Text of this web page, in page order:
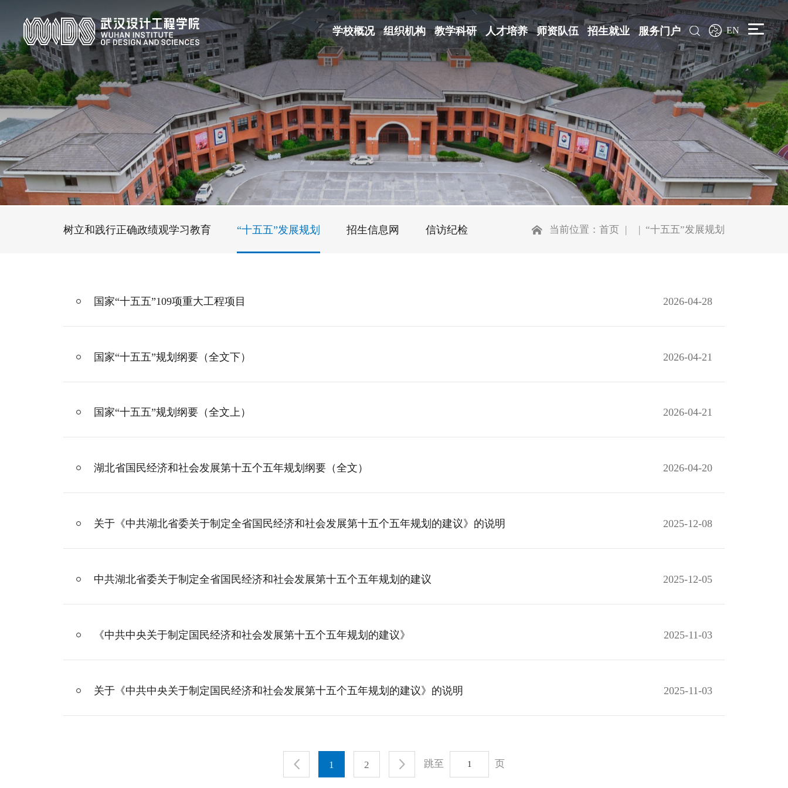
学校概况 组织机构 教学科研 人才培养 师资队伍 招生就业 服务门户 EN
树立和践行正确政绩观学习教育 “十五五”发展规划 招生信息网 信访纪检 当前位置： 首页 “十五五”发展规划
国家“十五五”109项重大工程项目 2026-04-28
国家“十五五”规划纲要（全文下） 2026-04-21
国家“十五五”规划纲要（全文上） 2026-04-21
湖北省国民经济和社会发展第十五个五年规划纲要（全文） 2026-04-20
关于《中共湖北省委关于制定全省国民经济和社会发展第十五个五年规划的建议》的说明 2025-12-08
中共湖北省委关于制定全省国民经济和社会发展第十五个五年规划的建议 2025-12-05
《中共中央关于制定国民经济和社会发展第十五个五年规划的建议》 2025-11-03
关于《中共中央关于制定国民经济和社会发展第十五个五年规划的建议》的说明 2025-11-03
1 2 跳至 页